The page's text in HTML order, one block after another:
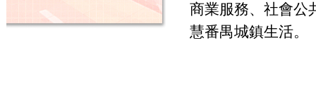
商業服務、社會公
慧番禺城鎮生活。